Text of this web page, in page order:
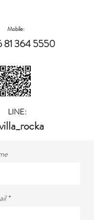
Mobile:
81 364 5550
LINE: